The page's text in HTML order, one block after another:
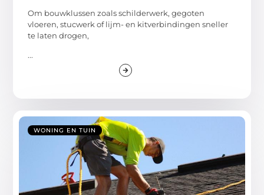
Om bouwklussen zoals schilderwerk, gegoten
vloeren, stucwerk of lijm- en kitverbindingen sneller
te laten drogen,
...
WONING EN TUIN